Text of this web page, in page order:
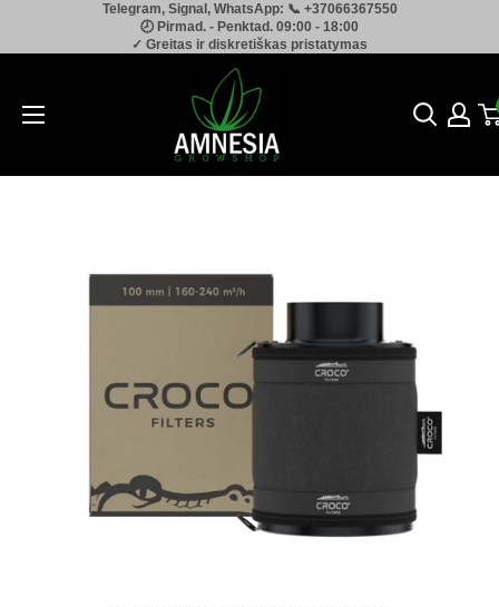
Telegram, Signal, WhatsApp: 📞 +37066367550
🕗 Pirmad. - Penktad. 09:00 - 18:00
✓ Greitas ir diskretiškas pristatymas
Amnesia.lt